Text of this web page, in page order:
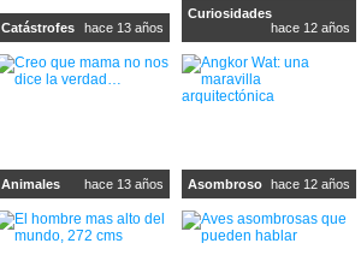
Catástrofes hace 13 años
Curiosidades
hace 12 años
Animales hace 13 años Asombroso hace 12 años